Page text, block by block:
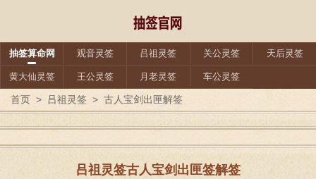
抽签算命网 观音灵签 吕祖灵签 关公灵签 天后灵签
黄大仙灵签 王公灵签 月老灵签 车公灵签
首页 > 吕祖灵签 > 古人宝剑出匣解签
吕祖灵签古人宝剑出匣签解签